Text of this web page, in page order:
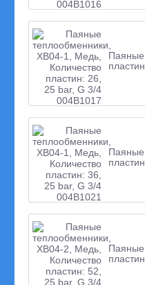
Паяные
Паяные
Паяные